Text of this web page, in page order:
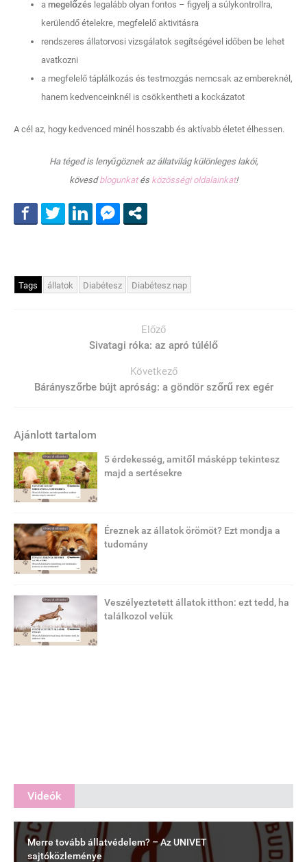
a megelőzés legalább olyan fontos – figyelj a súlykontrollra,
kerülendő ételekre, megfelelő aktivitásra
rendszeres állatorvosi vizsgálatok segítségével időben be lehet
avatkozni
a megfelelő táplálkozás és testmozgás nemcsak az embereknél,
hanem kedvenceinknél is csökkentheti a kockázatot
A cél az, hogy kedvenced minél hosszabb és aktívabb életet élhessen.
Ha téged is lenyűgöznek az állatvilág különleges lakói,
kövesdblogunkatés közösségi oldalainkat!
Tags állatok Diabétesz Diabétesz nap
Előző
Sivatagi róka: az apró túlélő
Következő
Bárányszőrbe bújt apróság: a göndör szőrű rex egér
Ajánlott tartalom
5 érdekesség, amitől másképp tekintesz
majd a sertésekre
Éreznek az állatok örömöt? Ezt mondja a
tudomány
Veszélyeztetett állatok itthon: ezt tedd, ha
találkozol velük
Videók
Merre tovább állatvédelem? – Az UNIVET
sajtóközleménye